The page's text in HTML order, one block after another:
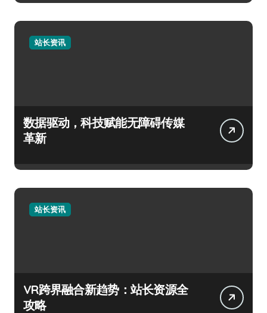
站长资讯
数据驱动，科技赋能无障碍传媒
革新
站长资讯
VR跨界融合新趋势：站长资源全
攻略